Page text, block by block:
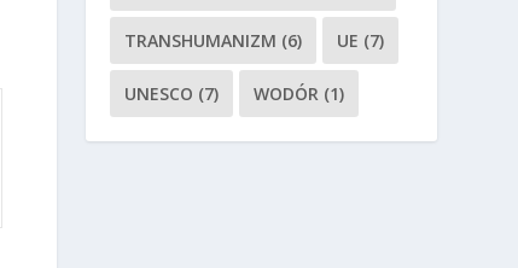
TRANSHUMANIZM (6) UE (7)
UNESCO (7) WODÓR (1)